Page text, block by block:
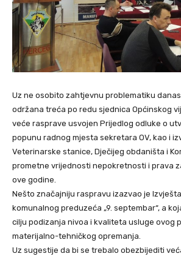
Uz ne osobito zahtjevnu problematiku
održana treća po redu sjednica Općinskog
veće rasprave usvojen Prijedlog odluke o
popunu radnog mjesta sekretara OV, kao i
Veterinarske stanice, Dječijeg obdaništa i
prometne vrijednosti nepokretnosti i prava
ove godine.
Nešto značajniju raspravu izazvao je
komunalnog preduzeća „9. septembar“, a
cilju podizanja nivoa i kvaliteta usluge ovog
materijalno-tehničkog opremanja.
Uz sugestije da bi se trebalo obezbijediti